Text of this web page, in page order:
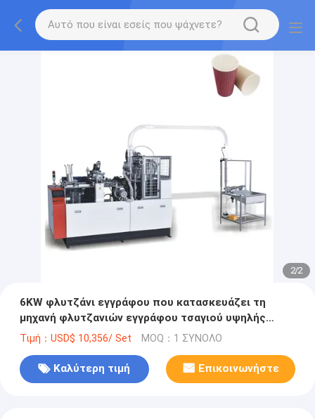
2/2
6KW φλυτζάνι εγγράφου που κατασκευάζει τη
μηχανή φλυτζανιών εγγράφου τσαγιού υψηλής
ταχύτητας μηχανών 40ml-16 Oz
Τιμή：USD$ 10,356/ Set MOQ：1 ΣΥΝΟΛΟ
Καλύτερη τιμή Επικοινωνήστε